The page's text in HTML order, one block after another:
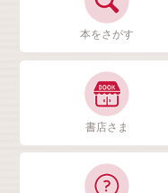
本をさがす
書店さま